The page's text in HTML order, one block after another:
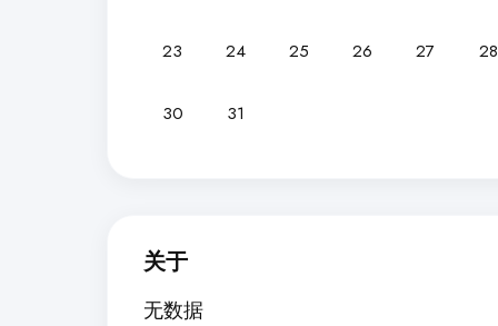
23 24 25 26 27 28
30 31
关于
无数据